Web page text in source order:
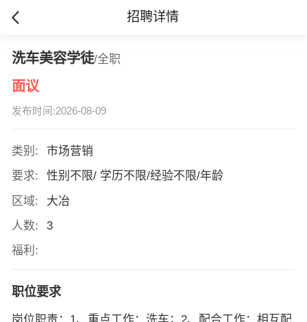
招聘详情
洗车美容学徒/全职
面议
发布时间:2026-08-09
类别:
市场营销
要求:
性别不限/ 学历不限/经验不限/年龄
区域:
大冶
人数:
3
福利:
职位要求
岗位职责：1、重点工作：洗车；2、配合工作：相互配